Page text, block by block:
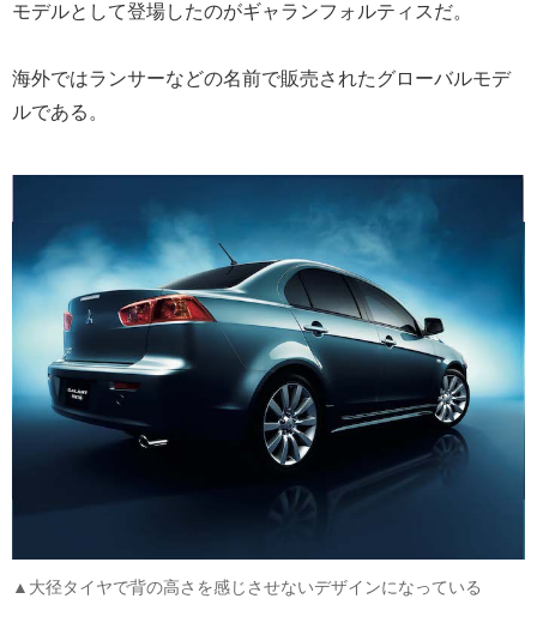
モデルとして登場したのがギャランフォルティスだ。
海外ではランサーなどの名前で販売されたグローバルモデ
ルである。
▲大径タイヤで背の高さを感じさせないデザインになっている